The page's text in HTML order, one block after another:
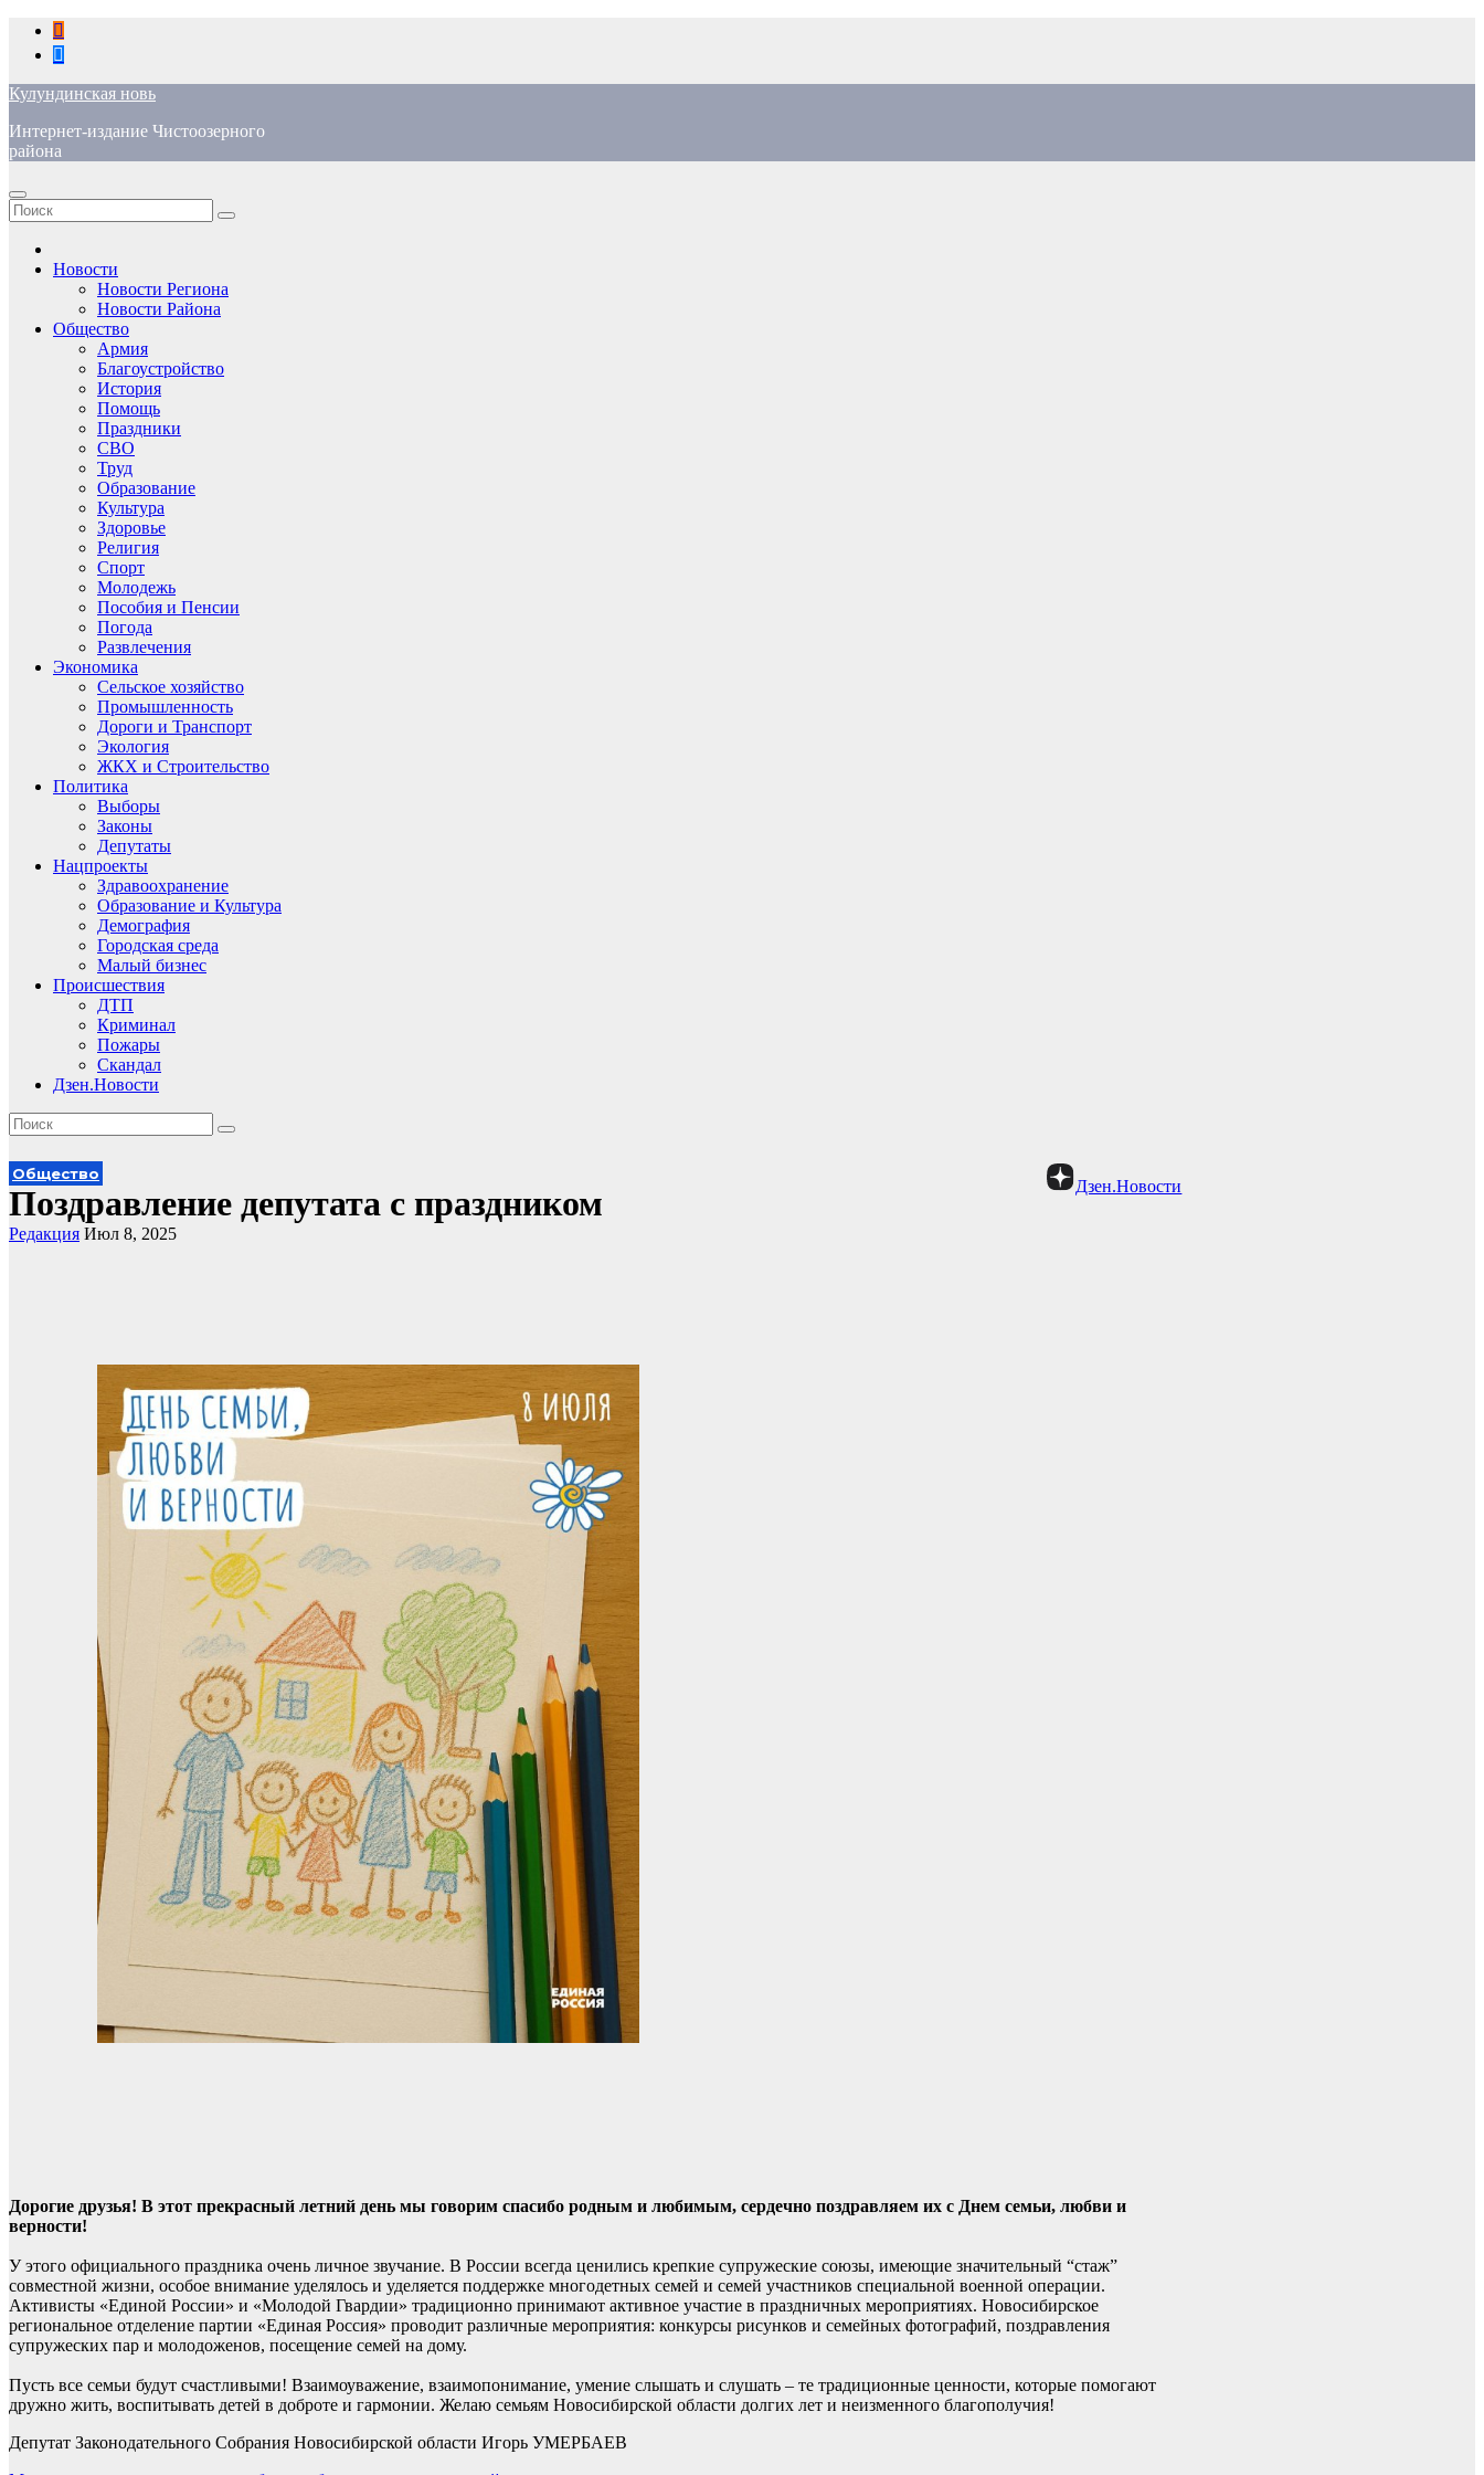
Перейти
содержимому
Кулундинская новь
Интернет-издание Чистоозерного
района
Новости
Новости Региона
Новости Района
Общество
Армия
Благоустройство
История
Помощь
Праздники
СВО
Труд
Образование
Культура
Здоровье
Религия
Спорт
Молодежь
Пособия и Пенсии
Погода
Развлечения
Экономика
Сельское хозяйство
Промышленность
Дороги и Транспорт
Экология
ЖКХ и Строительство
Политика
Выборы
Законы
Депутаты
Нацпроекты
Здравоохранение
Образование и Культура
Демография
Городская среда
Малый бизнес
Происшествия
ДТП
Криминал
Пожары
Скандал
Дзен.Новости
Дзен.Новости
Общество
Поздравление депутата с праздником
Редакция Июл 8, 2025
Дорогие друзья! В этот прекрасный летний день мы говорим спасибо родным и любимым, сердечно поздравляем их с Днем семьи, любви и
верности!
У этого официального праздника очень личное звучание. В России всегда ценились крепкие супружеские союзы, имеющие значительный “стаж”
совместной жизни, особое внимание уделялось и уделяется поддержке многодетных семей и семей участников специальной военной операции.
Активисты «Единой России» и «Молодой Гвардии» традиционно принимают активное участие в праздничных мероприятиях. Новосибирское
региональное отделение партии «Единая Россия» проводит различные мероприятия: конкурсы рисунков и семейных фотографий, поздравления
супружеских пар и молодоженов, посещение семей на дому.
Пусть все семьи будут счастливыми! Взаимоуважение, взаимопонимание, умение слышать и слушать – те традиционные ценности, которые помогают
дружно жить, воспитывать детей в доброте и гармонии. Желаю семьям Новосибирской области долгих лет и неизменного благополучия!
Депутат Законодательного Собрания Новосибирской области Игорь УМЕРБАЕВ